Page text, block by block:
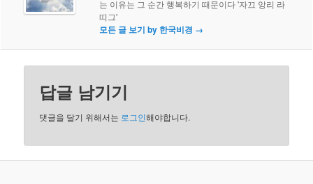
는 이유는 그 순간 행복하기 때문이다 '자끄 앙리 라
띠그'
모든 글 보기 by 한국비경 →
답글 남기기
댓글을 달기 위해서는 로그인해야합니다.